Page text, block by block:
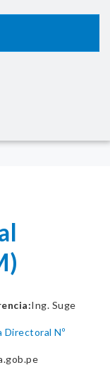
Ing. Suge
Directoral Nº